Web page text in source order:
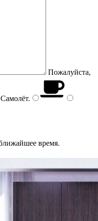
Пожалуйста,
Самолёт.
время.